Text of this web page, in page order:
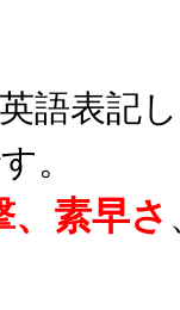
語表記
。
、素早さ